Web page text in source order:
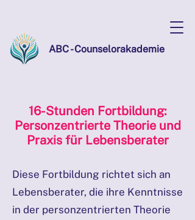
ABC - Counselorakademie
16-Stunden Fortbildung:
Personzentrierte Theorie und
Praxis für Lebensberater
Diese Fortbildung richtet sich an
Lebensberater, die ihre Kenntnisse
in der personzentrierten Theorie